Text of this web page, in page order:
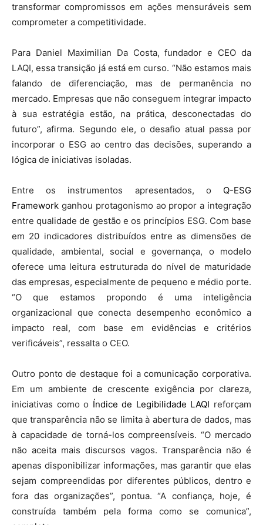
transformar compromissos em ações mensuráveis sem
comprometer a competitividade.
Para Daniel Maximilian Da Costa, fundador e CEO da
LAQI, essa transição já está em curso. “Não estamos mais
falando de diferenciação, mas de permanência no
mercado. Empresas que não conseguem integrar impacto
à sua estratégia estão, na prática, desconectadas do
futuro”, afirma. Segundo ele, o desafio atual passa por
incorporar o ESG ao centro das decisões, superando a
lógica de iniciativas isoladas.
Entre os instrumentos apresentados, o Q-ESG
Framework ganhou protagonismo ao propor a integração
entre qualidade de gestão e os princípios ESG. Com base
em 20 indicadores distribuídos entre as dimensões de
qualidade, ambiental, social e governança, o modelo
oferece uma leitura estruturada do nível de maturidade
das empresas, especialmente de pequeno e médio porte.
“O que estamos propondo é uma inteligência
organizacional que conecta desempenho econômico a
impacto real, com base em evidências e critérios
verificáveis”, ressalta o CEO.
Outro ponto de destaque foi a comunicação corporativa.
Em um ambiente de crescente exigência por clareza,
iniciativas como o Índice de Legibilidade LAQI reforçam
que transparência não se limita à abertura de dados, mas
à capacidade de torná-los compreensíveis. “O mercado
não aceita mais discursos vagos. Transparência não é
apenas disponibilizar informações, mas garantir que elas
sejam compreendidas por diferentes públicos, dentro e
fora das organizações”, pontua. “A confiança, hoje, é
construída também pela forma como se comunica”,